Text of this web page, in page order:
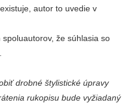
autor to uvedie v
že súhlasia so
drobné štylistické úpravy
rukopisu bude vyžiadaný